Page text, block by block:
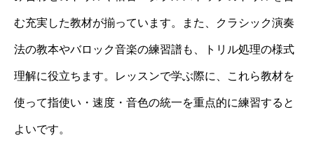
む充実した教材が揃っています。また、クラシック演奏
法の教本やバロック音楽の練習譜も、トリル処理の様式
理解に役立ちます。レッスンで学ぶ際に、これら教材を
使って指使い・速度・音色の統一を重点的に練習すると
よいです。